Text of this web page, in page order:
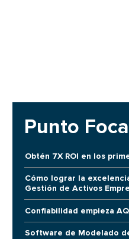
Punto
Obtén 7X ROI en los
Cómo lograr la
Gestión de Activos
Confiabilidad empieza
Software de Modelado